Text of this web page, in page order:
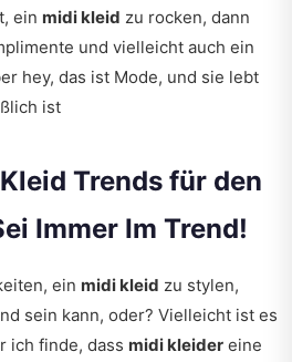
ein midi kleid zu rocken, dann
und vielleicht auch ein
hey, das ist Mode, und sie lebt
ist
Trends für den
Immer Im Trend!
ein midi kleid zu stylen,
sein kann, oder? Vielleicht ist es
ich finde, dass midi kleider eine